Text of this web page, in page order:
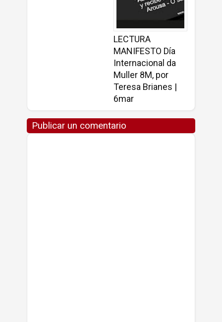
LECTURA
MANIFESTO Día
Internacional da
Muller 8M, por
Teresa Brianes |
6mar
Publicar un comentario